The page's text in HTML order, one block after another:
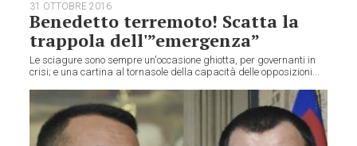
31 OTTOBRE 2016
Benedetto terremoto! Scatta la
trappola dell'”emergenza”
Le sciagure sono sempre un'occasione ghiotta, per governanti in
crisi; e una cartina al tornasole della capacità delle opposizioni...